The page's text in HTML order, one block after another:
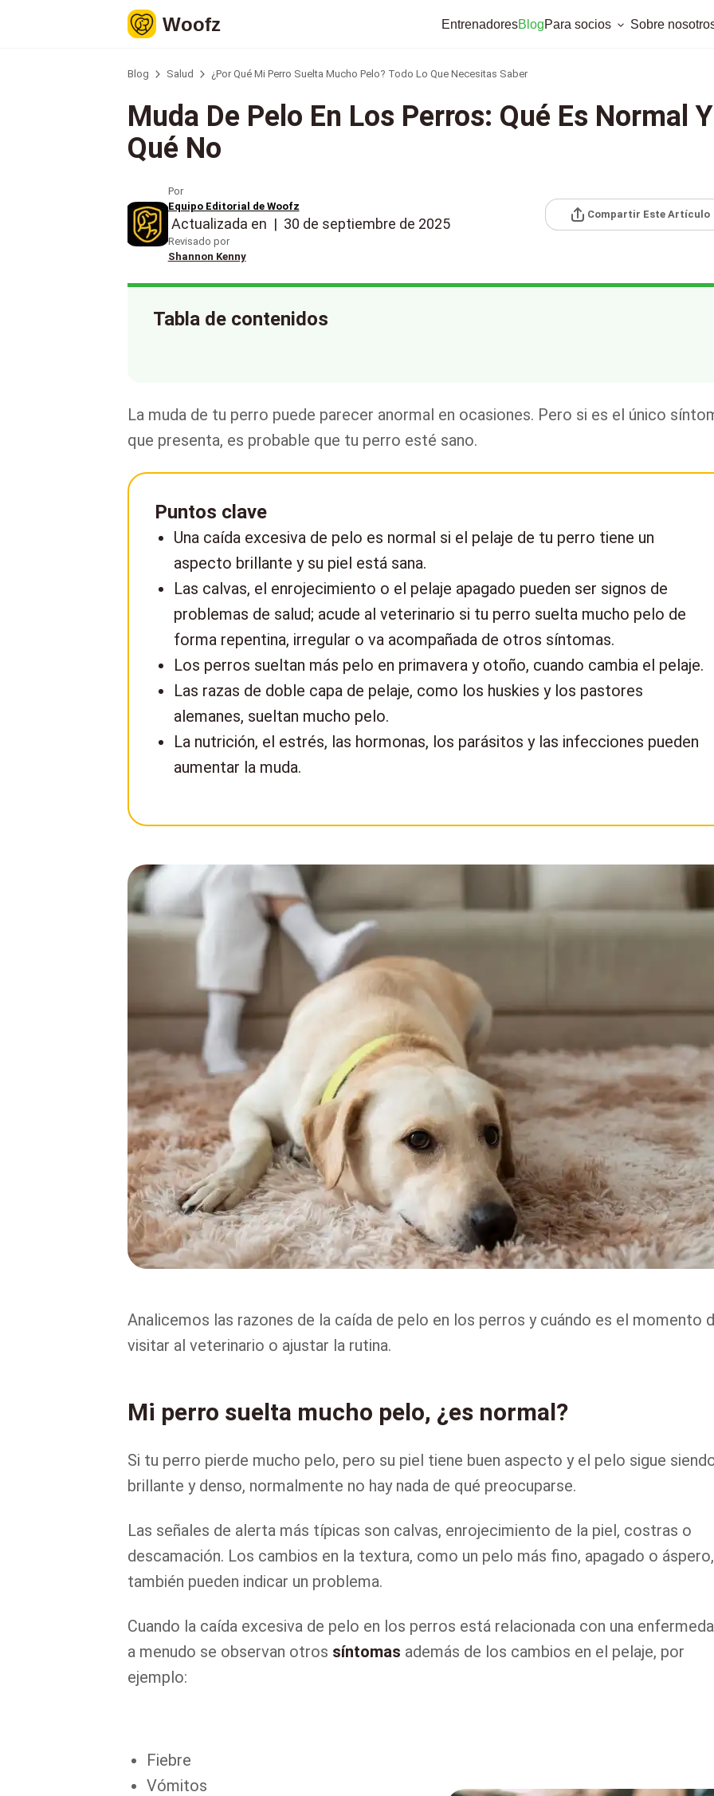
Woofz EntrenadoresBlogPara socios Sobre
Blog Salud ¿Por Qué Mi Perro Suelta Mucho Pelo? Todo Lo Que Necesitas Saber
Muda De Pelo En Los Perros: Qué Es Normal Y
Qué No
Por
Equipo Editorial de Woofz
Actualizada en | 30 de septiembre de 2025
Revisado por
Shannon Kenny
Compartir Este Artículo
Tabla de contenidos
La muda de tu perro puede parecer anormal en ocasiones. Pero si es el único
que presenta, es probable que tu perro esté sano.
Puntos clave
Una caída excesiva de pelo es normal si el pelaje de tu perro tiene un
aspecto brillante y su piel está sana.
Las calvas, el enrojecimiento o el pelaje apagado pueden ser signos de
problemas de salud; acude al veterinario si tu perro suelta mucho pelo de
forma repentina, irregular o va acompañada de otros síntomas.
Los perros sueltan más pelo en primavera y otoño, cuando cambia el pelaje.
Las razas de doble capa de pelaje, como los huskies y los pastores
alemanes, sueltan mucho pelo.
La nutrición, el estrés, las hormonas, los parásitos y las infecciones pueden
aumentar la muda.
Analicemos las razones de la caída de pelo en los perros y cuándo es el momento
visitar al veterinario o ajustar la rutina.
Mi perro suelta mucho pelo, ¿es normal?
Si tu perro pierde mucho pelo, pero su piel tiene buen aspecto y el pelo sigue
brillante y denso, normalmente no hay nada de qué preocuparse.
Las señales de alerta más típicas son calvas, enrojecimiento de la piel, costras o
descamación. Los cambios en la textura, como un pelo más fino, apagado o áspero,
también pueden indicar un problema.
Cuando la caída excesiva de pelo en los perros está relacionada con una
a menudo se observan otros síntomas además de los cambios en el pelaje, por
ejemplo:
Fiebre
Vómitos